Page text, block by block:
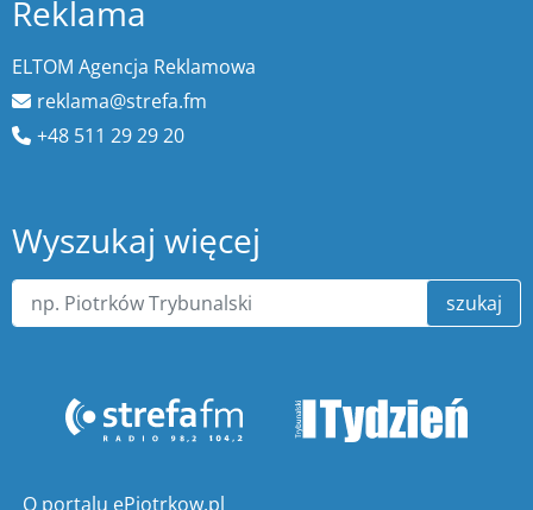
Reklama
ELTOM Agencja Reklamowa
reklama@strefa.fm
+48 511 29 29 20
Wyszukaj więcej
szukaj
O portalu ePiotrkow.pl